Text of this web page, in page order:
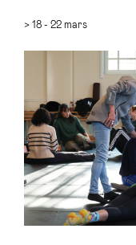
> 18 - 22 mars